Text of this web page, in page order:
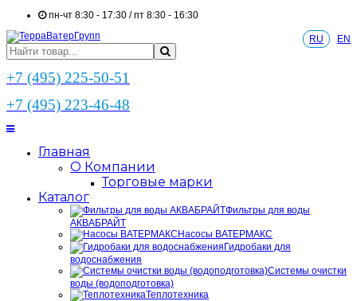
пн-чт 8:30 - 17:30 / пт 8:30 - 16:30
RU EN
+7 (495) 225-50-51
+7 (495) 223-46-48
Главная
О Компании
Торговые марки
Каталог
Фильтры для воды
АКВАБРАЙТ
Насосы ВАТЕРМАКС
Гидробаки для
водоснабжения
Системы очистки
воды (водоподготовка)
Теплотехника